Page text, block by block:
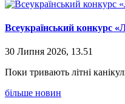
Всеукраїнський конкурс
30 Липня 2026, 13.51
Поки тривають літні
більше новин